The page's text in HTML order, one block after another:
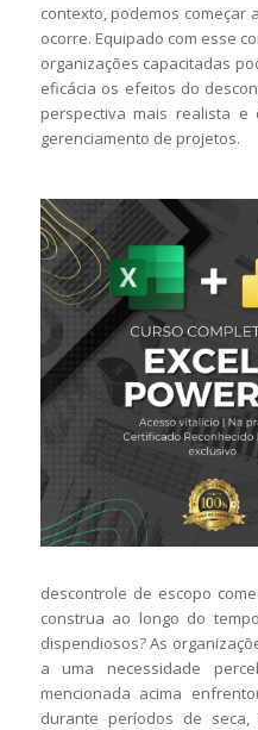
contexto, podemos começar
ocorre. Equipado com esse
organizações capacitadas
eficácia os efeitos do
perspectiva mais realista
gerenciamento de projetos.
descontrole de escopo
construa ao longo do
dispendiosos? As
a uma necessidade
mencionada acima
durante períodos de